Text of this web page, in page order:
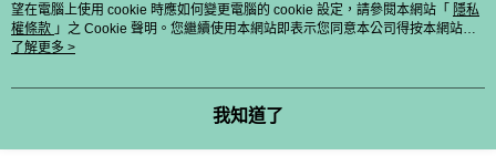
熱門標籤
望在電腦上使用 cookie 時應如何變更電腦的 cookie 設定，請參閱本網站「 隱私
權條款 」之 Cookie 聲明。您繼續使用本網站即表示您同意本公司得按本網站使
用條款之 Cookie 聲明使用 cookie。
了解更多 >
我知道了